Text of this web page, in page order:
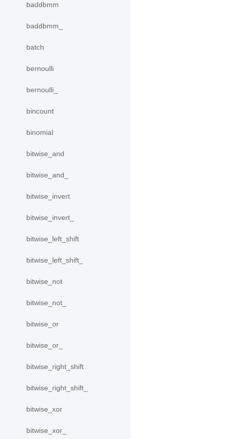
baddbmm
baddbmm_
batch
bernoulli
bernoulli_
bincount
binomial
bitwise_and
bitwise_and_
bitwise_invert
bitwise_invert_
bitwise_left_shift
bitwise_left_shift_
bitwise_not
bitwise_not_
bitwise_or
bitwise_or_
bitwise_right_shift
bitwise_right_shift_
bitwise_xor
bitwise_xor_